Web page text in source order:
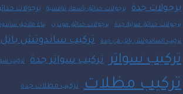
برجولات جدة برجولات حدائق بأسعار تنافسية برجولات
برجولات حدائق منزلية جدة برجولات حدائق مودرن بناء ملاحق
تركيب الساندوتش بانل في جدة تركيب ساندوتش
تركيب سواتر تركيب سواتر جدة تركيب
تركيب مظلات تركيب مظلات جده